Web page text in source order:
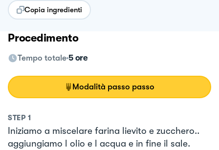
Copia ingredienti
Procedimento
Tempo totale 5 ore
Modalità passo passo
STEP 1
Iniziamo a miscelare farina lievito e zucchero..
aggiungiamo l olio e l acqua e in fine il sale.